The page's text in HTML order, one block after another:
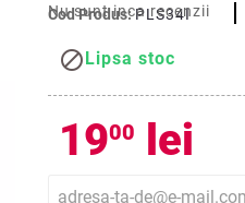
Cod Produs:PLS34I
Nu sunt inca recenzii
 Lipsa stoc
1900 lei